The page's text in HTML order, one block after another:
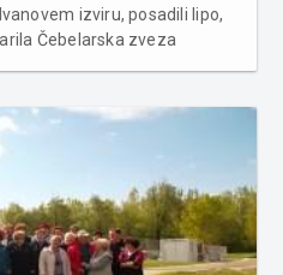
izviru, posadili lipo,
Čebelarska zveza